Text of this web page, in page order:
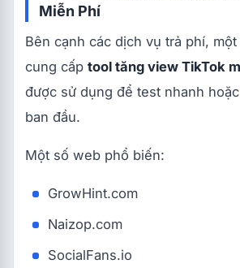
Miễn Phí
Bên cạnh các dịch vụ trả phí,
cung cấp tool tăng view TikTok
được sử dụng để test nhanh
ban đầu.
Một số web phổ biến:
GrowHint.com
Naizop.com
SocialFans.io